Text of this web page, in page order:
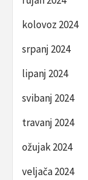
kolovoz 2024
srpanj 2024
lipanj 2024
svibanj 2024
travanj 2024
ožujak 2024
veljača 2024